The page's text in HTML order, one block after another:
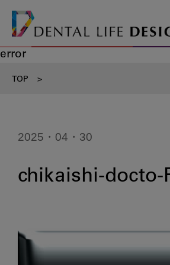
error
TOP >
2025・04・30
chikaishi-docto-